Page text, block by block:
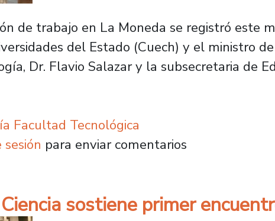
de trabajo en La Moneda se registró este
del Estado (Cuech) y el ministro
Dr. Flavio Salazar y la subsecretaria de
Facultad Tecnológica
sobre “lo público” marcan
sesión para enviar comentarios
sostiene primer